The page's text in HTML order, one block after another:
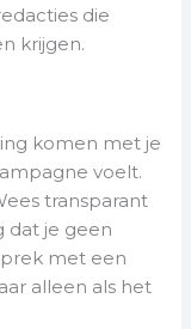
die
krijgen.
komen met je
voelt.
transparant
dat je geen
met een
alleen als het